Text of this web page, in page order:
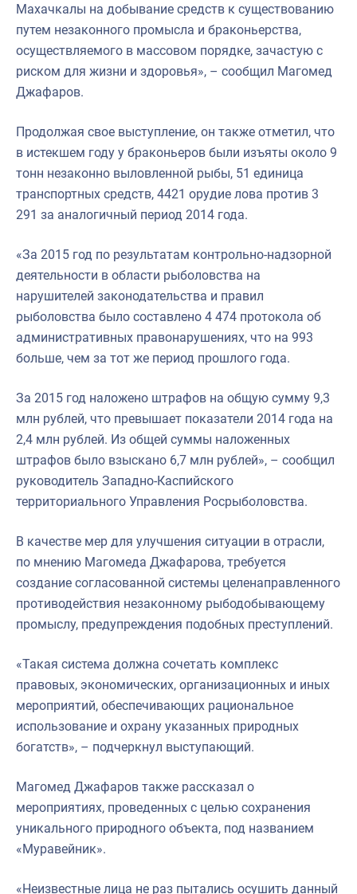
Махачкалы на добывание средств к существованию
путем незаконного промысла и браконьерства,
осуществляемого в массовом порядке, зачастую с
риском для жизни и здоровья», – сообщил Магомед
Джафаров.
Продолжая свое выступление, он также отметил, что
в истекшем году у браконьеров были изъяты около 9
тонн незаконно выловленной рыбы, 51 единица
транспортных средств, 4421 орудие лова против 3
291 за аналогичный период 2014 года.
«За 2015 год по результатам контрольно-надзорной
деятельности в области рыболовства на
нарушителей законодательства и правил
рыболовства было составлено 4 474 протокола об
административных правонарушениях, что на 993
больше, чем за тот же период прошлого года.
За 2015 год наложено штрафов на общую сумму 9,3
млн рублей, что превышает показатели 2014 года на
2,4 млн рублей. Из общей суммы наложенных
штрафов было взыскано 6,7 млн рублей», – сообщил
руководитель Западно-Каспийского
территориального Управления Росрыболовства.
В качестве мер для улучшения ситуации в отрасли,
по мнению Магомеда Джафарова, требуется
создание согласованной системы целенаправленного
противодействия незаконному рыбодобывающему
промыслу, предупреждения подобных преступлений.
«Такая система должна сочетать комплекс
правовых, экономических, организационных и иных
мероприятий, обеспечивающих рациональное
использование и охрану указанных природных
богатств», – подчеркнул выступающий.
Магомед Джафаров также рассказал о
мероприятиях, проведенных с целью сохранения
уникального природного объекта, под названием
«Муравейник».
«Неизвестные лица не раз пытались осушить данный